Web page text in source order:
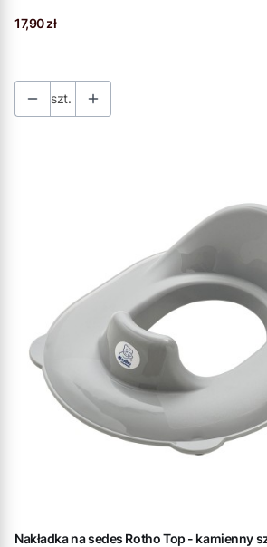
Cena
17,90 zł
szt.
Nakładka na sedes Rotho Top - kamienny